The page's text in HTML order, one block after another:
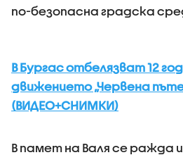
по-безопасна градска
В Бургас отбелязват 12
движението „Червена
(ВИДЕО+СНИМКИ)
В памет на Валя се ражда